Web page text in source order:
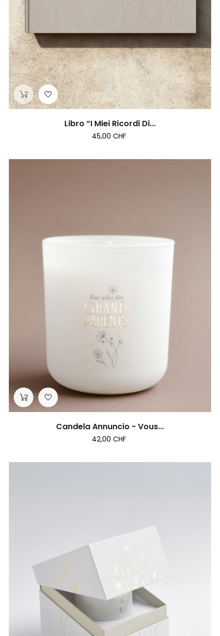
Libro “I Miei Ricordi Di...
45,00 CHF
Candela Annuncio - Vous...
42,00 CHF